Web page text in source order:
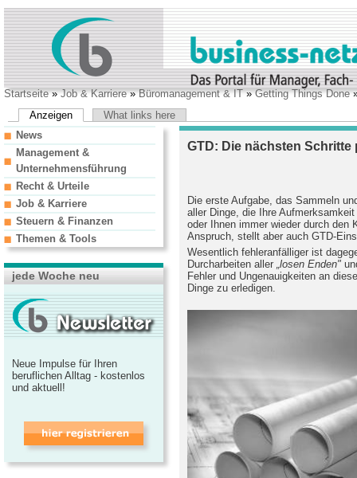
Startseite»Job & Karriere»Büromanagement & IT»Getting Things Done
Anzeigen
What links here
GTD: Die nächsten Schritte
Die erste Aufgabe, das Sammeln
aller Dinge, die Ihre
oder Ihnen immer wieder durch den
Anspruch, stellt aber auch GTD-
Wesentlich fehleranfälliger ist
Durcharbeiten aller „losen Enden"
Fehler und Ungenauigkeiten an
Dinge zu erledigen.
News
Management &
Unternehmensführung
Recht & Urteile
Job & Karriere
Steuern & Finanzen
Themen & Tools
jede Woche neu
Neue Impulse für Ihren
beruflichen Alltag - kostenlos
und aktuell!